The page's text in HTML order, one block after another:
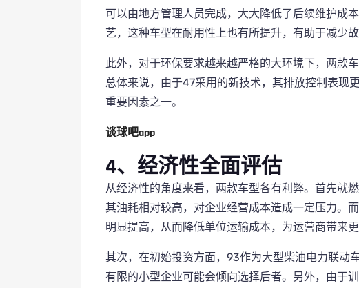
可以由地方管理人员完成，大大降低了后续维护成
艺，这种车型在耐用性上也有所提升，有助于减少故
此外，对于环保要求越来越严格的大环境下，两款
总体来说，由于47采用的新技术，其排放控制表现
重要因素之一。
谈球吧app
4、经济性全面评估
从经济性的角度来看，两款车型各有利弊。首先就
其油耗相对较高，对企业经营成本造成一定压力。
明显提高，从而降低单位运输成本，为运营商带来更
其次，在初始投资方面，93作为大型柴油电力联动
有限的小型企业可能会倾向选择后者。另外，由于